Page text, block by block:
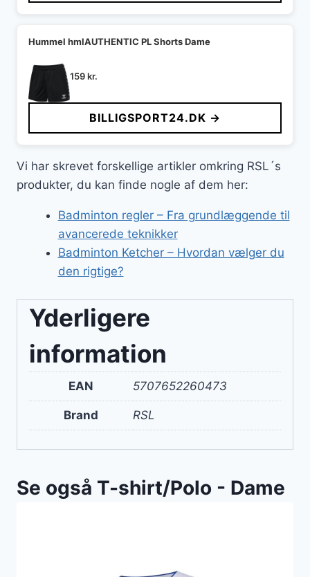
Hummel hmlAUTHENTIC PL Shorts Dame
159kr.
BILLIGSPORT24.DK →
Vi har skrevet forskellige artikler omkring RSL´s
produkter, du kan finde nogle af dem her:
Badminton regler – Fra grundlæggende til
avancerede teknikker
Badminton Ketcher – Hvordan vælger du
den rigtige?
Yderligere
information
EAN 5707652260473
Brand RSL
Se også T-shirt/Polo - Dame